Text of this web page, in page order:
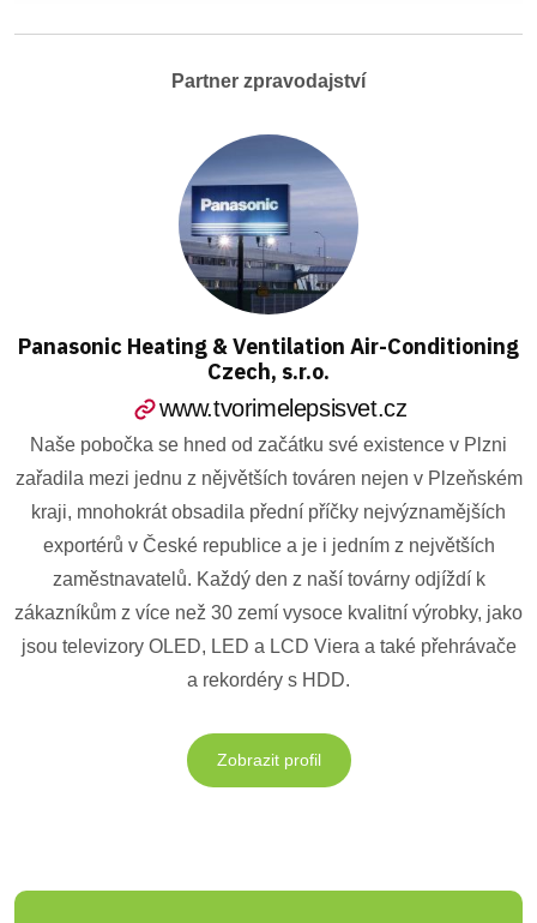
Partner zpravodajství
Panasonic Heating & Ventilation Air-Conditioning
Czech, s.r.o.
www.tvorimelepsisvet.cz
Naše pobočka se hned od začátku své existence v Plzni
zařadila mezi jednu z nějvětších továren nejen v Plzeňském
kraji, mnohokrát obsadila přední příčky nejvýznamějších
exportérů v České republice a je i jedním z největších
zaměstnavatelů. Každý den z naší továrny odjíždí k
zákazníkům z více než 30 zemí vysoce kvalitní výrobky, jako
jsou televizory OLED, LED a LCD Viera a také přehrávače
a rekordéry s HDD.
Zobrazit profil